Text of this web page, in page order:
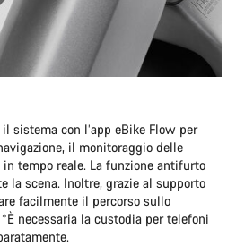
sistema con l’app eBike Flow per
il monitoraggio delle
tempo reale. La funzione antifurto
la scena. Inoltre, grazie al supporto
facilmente il percorso sullo
necessaria la custodia per telefoni